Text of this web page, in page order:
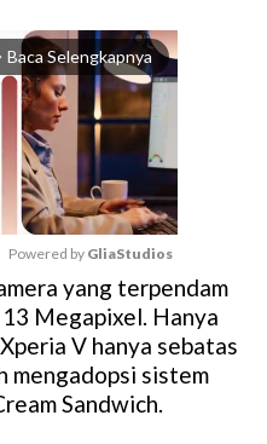
Baca Selengkapnya
M
u
t
e
Powered by GliaStudios
yang terpendam
Megapixel. Hanya
V hanya sebatas
mengadopsi sistem
Sandwich.